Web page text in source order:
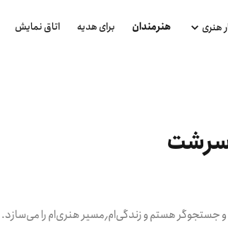
هنری هنرمندان برای هدیه اتاق نمایش
سرشت